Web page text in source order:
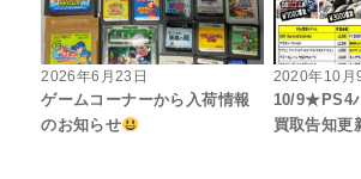
2026年6月23日
ゲームコーナーから入荷情報
のお知らせ
2020年10月
10/9★PS4
買取告知